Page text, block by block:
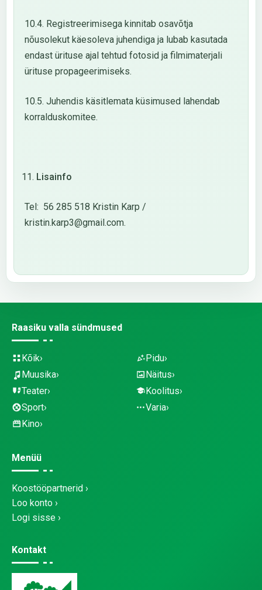
10.4. Registreerimisega kinnitab osavõtja
nõusolekut käesoleva juhendiga ja lubab kasutada
endast ürituse ajal tehtud fotosid ja filmimaterjali
ürituse propageerimiseks.
10.5. Juhendis käsitlemata küsimused lahendab
korralduskomitee.
Lisainfo
Tel: 56 285 518 Kristin Karp /
kristin.karp3@gmail.com.
Raasiku valla sündmused
Kõik
Muusika
Teater
Sport
Kino
Pidu
Näitus
Koolitus
Varia
Menüü
Koostööpartnerid
Loo konto
Logi sisse
Kontakt